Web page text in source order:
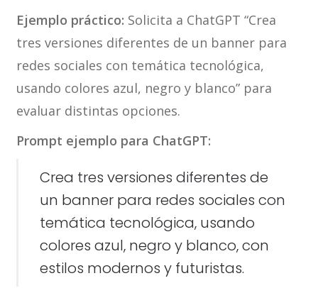
Ejemplo práctico: Solicita a ChatGPT “Crea
tres versiones diferentes de un banner para
redes sociales con temática tecnológica,
usando colores azul, negro y blanco” para
evaluar distintas opciones.
Prompt ejemplo para ChatGPT:
Crea tres versiones diferentes de
un banner para redes sociales con
temática tecnológica, usando
colores azul, negro y blanco, con
estilos modernos y futuristas.